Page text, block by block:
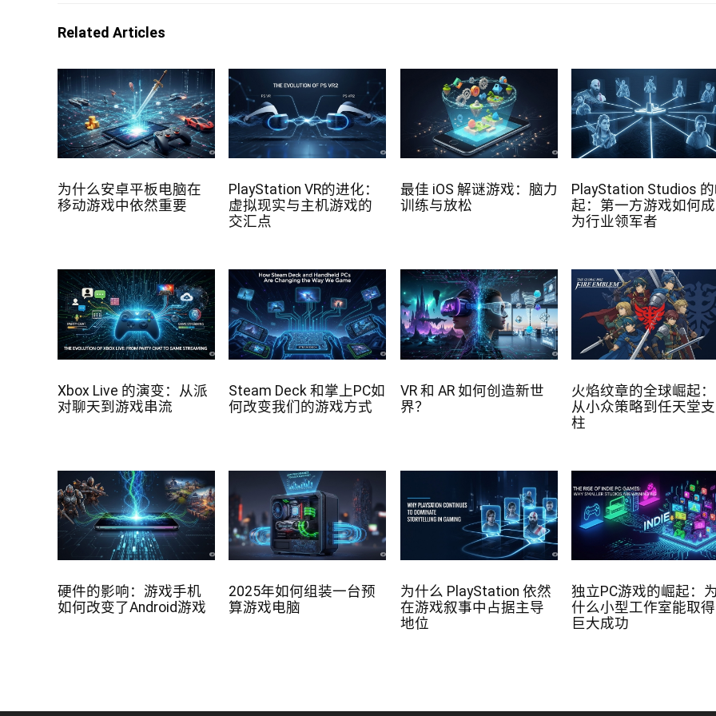
Related Articles
为什么安卓平板电脑在
移动游戏中依然重要
PlayStation VR的进化：
虚拟现实与主机游戏的
交汇点
最佳 iOS 解谜游戏：脑力
训练与放松
PlayStation Studios
起：第一方游戏如何成
为行业领军者
Xbox Live 的演变：从派
对聊天到游戏串流
Steam Deck 和掌上PC如
何改变我们的游戏方式
VR 和 AR 如何创造新世
界？
火焰纹章的全球崛起：
从小众策略到任天堂支
柱
硬件的影响：游戏手机
如何改变了Android游戏
2025年如何组装一台预
算游戏电脑
为什么 PlayStation 依然
在游戏叙事中占据主导
地位
独立PC游戏的崛起：
什么小型工作室能取得
巨大成功